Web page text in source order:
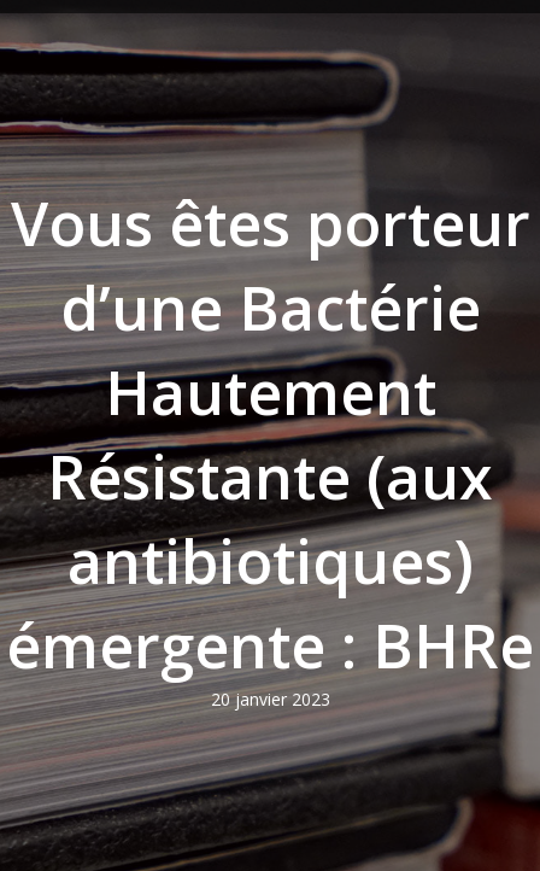
Vous êtes porteur
d’une Bactérie
Hautement
Résistante (aux
antibiotiques)
émergente : BHRe
20 janvier 2023